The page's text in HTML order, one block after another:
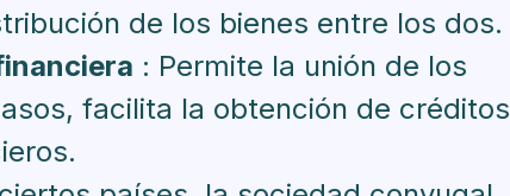
de los bienes entre los dos.
: Permite la unión de los
facilita la obtención de créditos